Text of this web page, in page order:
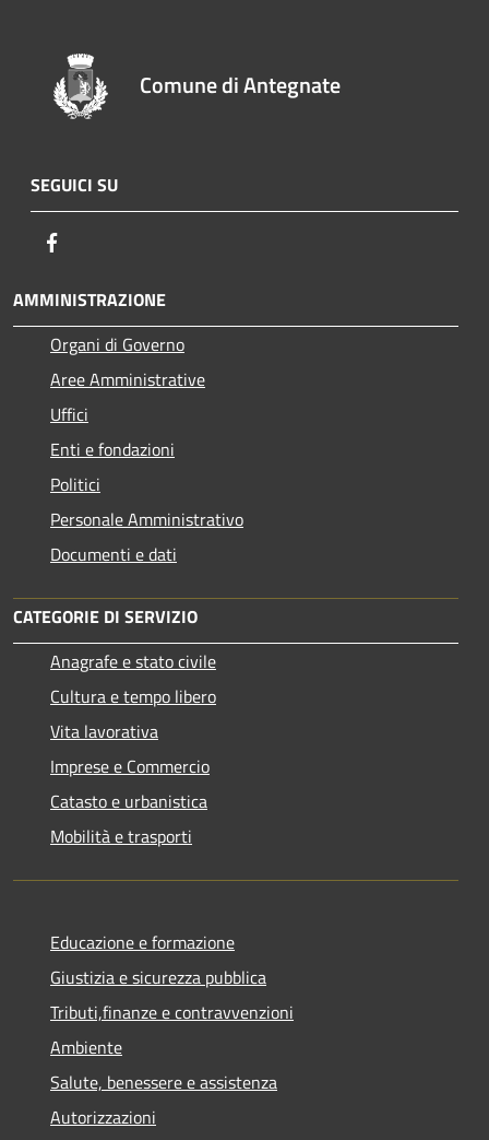
Comune di Antegnate
SEGUICI SU
AMMINISTRAZIONE
Organi di Governo
Aree Amministrative
Uffici
Enti e fondazioni
Politici
Personale Amministrativo
Documenti e dati
CATEGORIE DI SERVIZIO
Anagrafe e stato civile
Cultura e tempo libero
Vita lavorativa
Imprese e Commercio
Catasto e urbanistica
Mobilità e trasporti
Educazione e formazione
Giustizia e sicurezza pubblica
Tributi,finanze e contravvenzioni
Ambiente
Salute, benessere e assistenza
Autorizzazioni